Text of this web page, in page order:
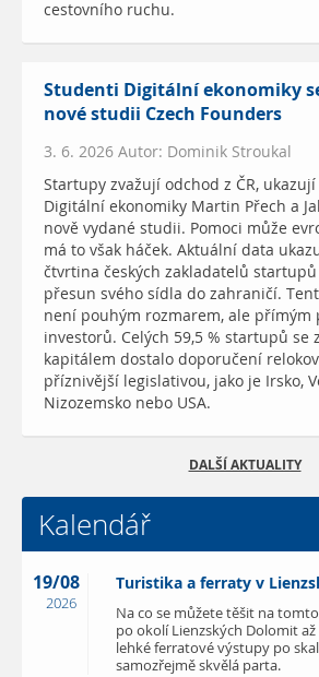
cestovního ruchu.
Studenti Digitální ekonomiky
nové studii Czech Founders
3. 6. 2026 Autor: Dominik Stroukal
Startupy zvažují odchod z ČR,
Digitální ekonomiky Martin Přech a
nově vydané studii. Pomoci může
má to však háček. Aktuální data
čtvrtina českých zakladatelů startupů
přesun svého sídla do zahraničí.
není pouhým rozmarem, ale přímým
investorů. Celých 59,5 % startupů se
kapitálem dostalo doporučení
příznivější legislativou, jako je Irsko,
Nizozemsko nebo USA.
DALŠÍ AKTUALITY
Kalendář
19/08
2026
Turistika a ferraty v
Na co se můžete těšit na
po okolí Lienzských Dolomit
lehké ferratové výstupy po
samozřejmě skvělá parta.